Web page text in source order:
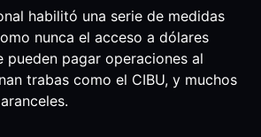
habilitó una serie de medidas
nunca el acceso a dólares
pueden pagar operaciones al
trabas como el CIBU, y muchos